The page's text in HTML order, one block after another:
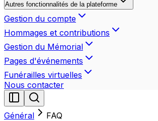
Autres fonctionnalités de la plateforme
Gestion du compte
Hommages et contributions
Gestion du Mémorial
Pages d'événements
Funérailles virtuelles
Nous contacter
Général FAQ